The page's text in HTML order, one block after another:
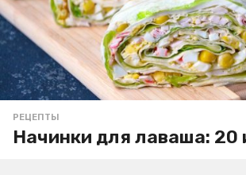
РЕЦЕПТЫ
Начинки для лаваша: 20